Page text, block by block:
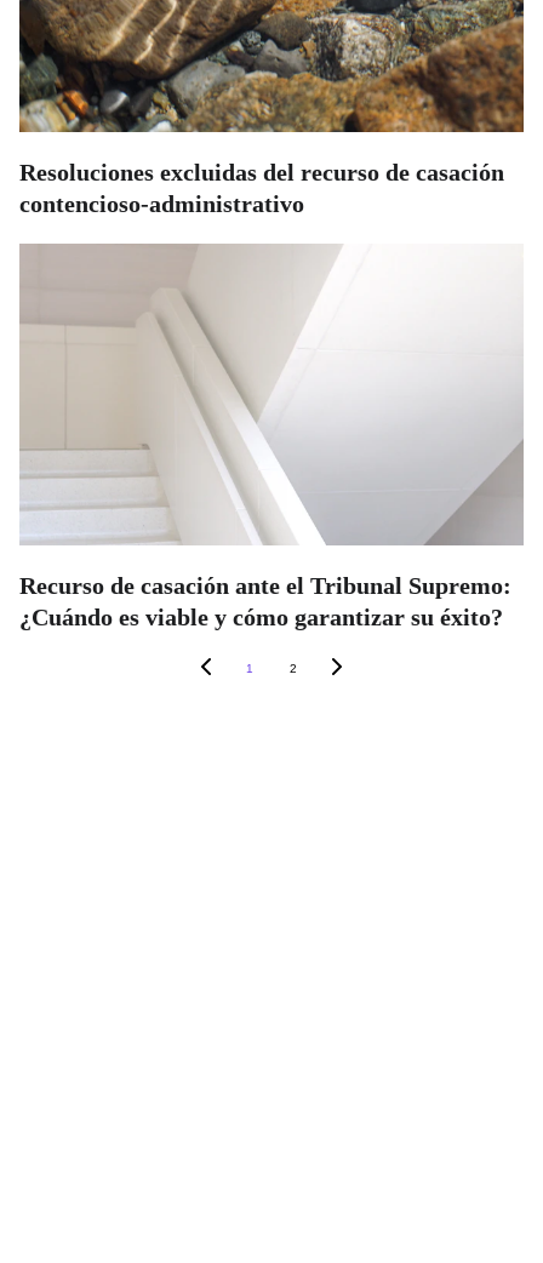
Resoluciones excluidas del recurso de casación
contencioso-administrativo
Recurso de casación ante el Tribunal Supremo:
¿Cuándo es viable y cómo garantizar su éxito?
1 2